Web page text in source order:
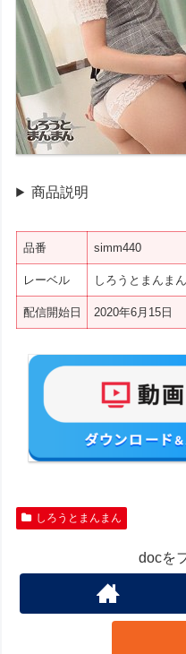
商品説明
品番 simm440
レーベル しろうとまんまん
配信開始日 2020年6月15日
しろうとまんまん
docを